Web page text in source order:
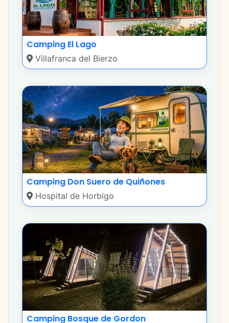
Camping El Lago
Villafranca del Bierzo
Camping Don Suero de Quiñones
Hospital de Horbigo
Camping Bosque de Gordon